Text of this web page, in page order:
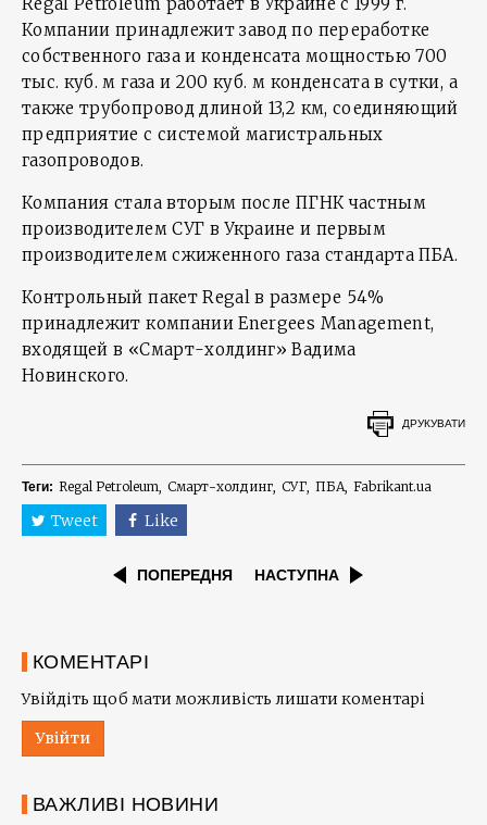
Компании принадлежит завод по переработке
собственного газа и конденсата мощностью 700
тыс. куб. м газа и 200 куб. м конденсата в сутки, а
также трубопровод длиной 13,2 км, соединяющий
предприятие с системой магистральных
газопроводов.
Компания стала вторым после ПГНК частным
производителем СУГ в Украине и первым
производителем сжиженного газа стандарта ПБА.
Контрольный пакет Regal в размере 54%
принадлежит компании Energees Management,
входящей в «Смарт-холдинг» Вадима
Новинского.
ДРУКУВАТИ
Теги: Regal Petroleum Смарт-холдинг СУГ ПБА Fabrikant.ua
Tweet Like
ПОПЕРЕДНЯ НАСТУПНА
КОМЕНТАРІ
Увійдіть щоб мати можливість лишати коментарі
Увійти
ВАЖЛИВІ НОВИНИ